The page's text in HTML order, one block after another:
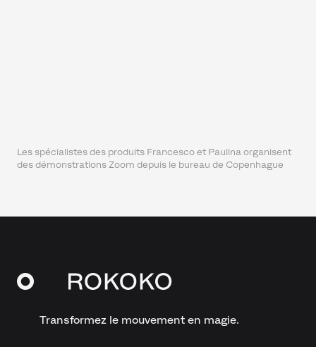
Les spécialistes des produits Francesco et Paulina organisent
des démonstrations Zoom depuis le bureau de Copenhague
Transformez le mouvement en magie.